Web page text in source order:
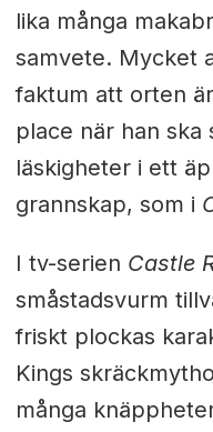
lika många
samvete. Mycket
faktum att orten
place när han ska
läskigheter i ett
grannskap, som i
I tv-serien Castle
småstadsvurm
friskt plockas
Kings
många